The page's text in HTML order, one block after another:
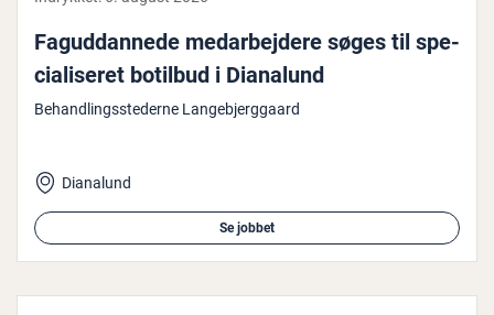
Fag­ud­dan­ne­de me­d­ar­bej­de­re søges til spe­
ci­a­li­se­ret botilbud i Dianalund
Behandlingsstederne Langebjerggaard
Dianalund
Se jobbet